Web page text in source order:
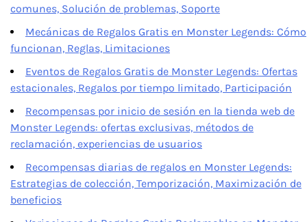
comunes, Solución de problemas, Soporte
Mecánicas de Regalos Gratis en Monster Legends: Cómo
funcionan, Reglas, Limitaciones
Eventos de Regalos Gratis de Monster Legends: Ofertas
estacionales, Regalos por tiempo limitado, Participación
Recompensas por inicio de sesión en la tienda web de
Monster Legends: ofertas exclusivas, métodos de
reclamación, experiencias de usuarios
Recompensas diarias de regalos en Monster Legends:
Estrategias de colección, Temporización, Maximización de
beneficios